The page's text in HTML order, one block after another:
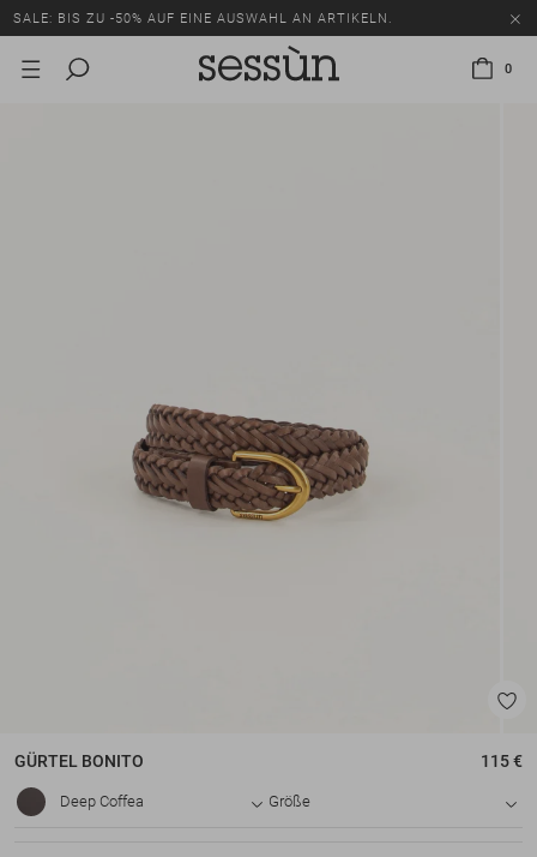
SALE: BIS ZU -50% AUF EINE AUSWAHL AN ARTIKELN.
0
GÜRTEL BONITO 115 €
Deep Coffea Größe